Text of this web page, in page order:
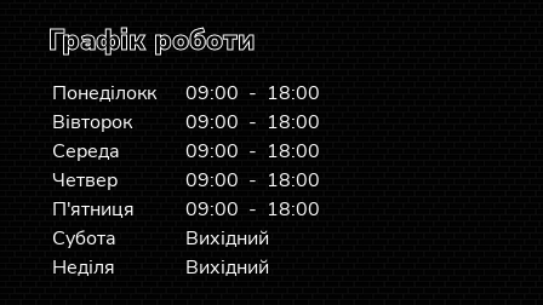
Графік роботи
Понеділокк
09:00 - 18:00
Вівторок
09:00 - 18:00
Середа
09:00 - 18:00
Четвер
09:00 - 18:00
П'ятниця
09:00 - 18:00
Субота
Вихідний
Неділя
Вихідний